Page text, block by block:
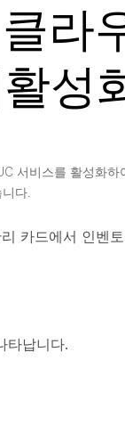
라
성
서비스를 활성화하
다.
카드에서 인벤
타납니다.